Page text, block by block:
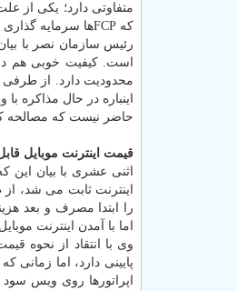
متفاوتی دارد؛ یكی از
كه FCPها سرمایه گذاری نمی كنند و برخی ریزش مشتری و برخی كاهش درآمد و برنامه خروج از بازار دارند.
رئیس سازمان نصر با
است. كیفیت خوبی هم
اینباره در حال مذاكره
حاضر نیست كه مصالحه
قیمت اینترنت موبایل
اینترنت ثابت می شد،
را ابتدا مصرف و بعد
اما با آمدن اینترنت
وی با انتقاد از نحوه
اپراتورها روی ویس